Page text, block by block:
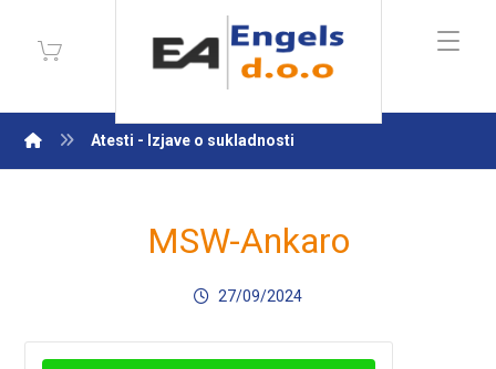
Atesti - Izjave o sukladnosti
MSW-Ankaro
27/09/2024